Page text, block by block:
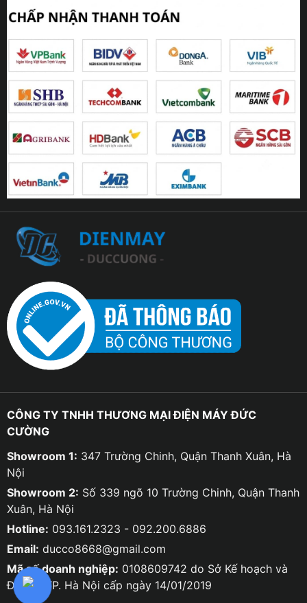
CÔNG TY TNHH THƯƠNG MẠI ĐIỆN MÁY ĐỨC
CƯỜNG
Showroom 1: 347 Trường Chinh, Quận Thanh Xuân, Hà
Nội
Showroom 2: Số 339 ngõ 10 Trường Chinh, Quận Thanh
Xuân, Hà Nội
Hotline: 093.161.2323 - 092.200.6886
Email: ducco8668@gmail.com
Mã số doanh nghiệp: 0108609742 do Sở Kế hoạch và
Đầu tư TP. Hà Nội cấp ngày 14/01/2019